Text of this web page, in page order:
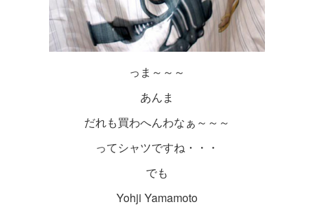
っま～～～
あんま
だれも買わへんわなぁ～～～
ってシャツですね・・・
でも
Yohji Yamamoto